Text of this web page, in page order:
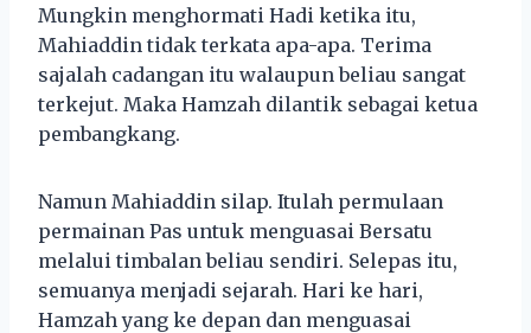
Mungkin menghormati Hadi ketika itu,
Mahiaddin tidak terkata apa-apa. Terima
sajalah cadangan itu walaupun beliau sangat
terkejut. Maka Hamzah dilantik sebagai ketua
pembangkang.
Namun Mahiaddin silap. Itulah permulaan
permainan Pas untuk menguasai Bersatu
melalui timbalan beliau sendiri. Selepas itu,
semuanya menjadi sejarah. Hari ke hari,
Hamzah yang ke depan dan menguasai